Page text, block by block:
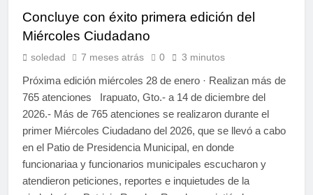
Concluye con éxito primera edición del
Miércoles Ciudadano
soledad 7 meses atrás 0 3 minutos
Próxima edición miércoles 28 de enero · Realizan más de
765 atenciones Irapuato, Gto.- a 14 de diciembre del
2026.- Más de 765 atenciones se realizaron durante el
primer Miércoles Ciudadano del 2026, que se llevó a cabo
en el Patio de Presidencia Municipal, en donde
funcionariaa y funcionarios municipales escucharon y
atendieron peticiones, reportes e inquietudes de la